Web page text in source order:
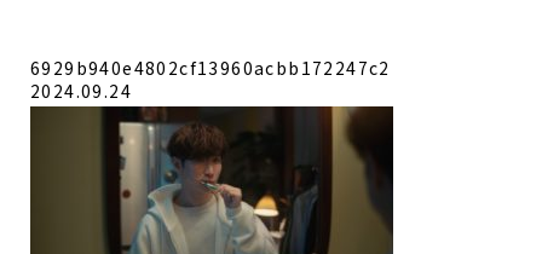
6929b940e4802cf13960acbb172247c2
2024.09.24